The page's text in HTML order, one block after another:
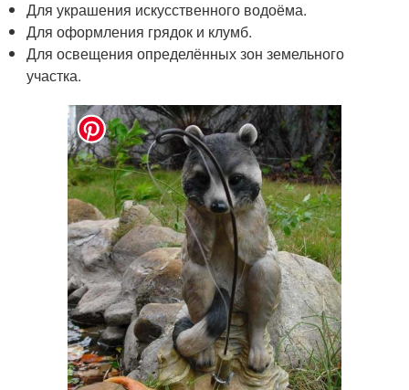
Для украшения искусственного водоёма.
Для оформления грядок и клумб.
Для освещения определённых зон земельного
участка.